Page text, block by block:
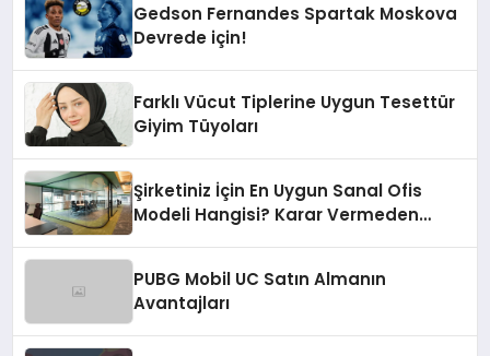
Gedson Fernandes Spartak Moskova
Devrede için!
Farklı Vücut Tiplerine Uygun Tesettür
Giyim Tüyoları
Şirketiniz İçin En Uygun Sanal Ofis
Modeli Hangisi? Karar Vermeden
PUBG Mobil UC Satın Almanın
Avantajları